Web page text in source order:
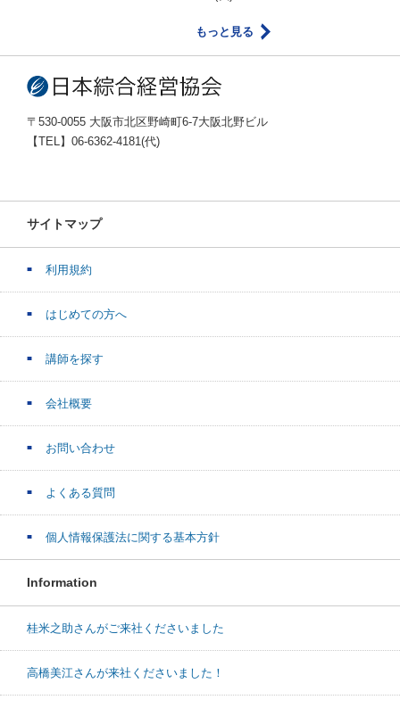
もっと見る
〒530-0055 大阪市北区野崎町6-7大阪北野ビル
【TEL】06-6362-4181(代)
サイトマップ
利用規約
はじめての方へ
講師を探す
会社概要
お問い合わせ
よくある質問
個人情報保護法に関する基本方針
Information
桂米之助さんがご来社くださいました
高橋美江さんが来社くださいました！